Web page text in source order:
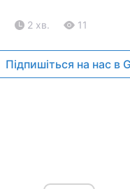
2 хв. 11
Підпишіться на нас в